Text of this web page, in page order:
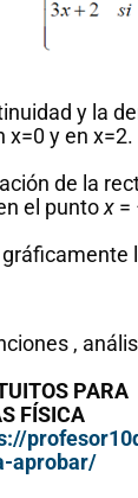
y la
x=0 y en x=2.
de la
el puntox =
,
FÍSICA
aprobar/